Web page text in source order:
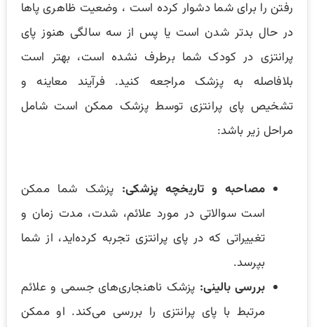
‌رفتن را برای شما دشوار کرده است ، وضعیت ظاهری پاها
در حال بدتر شدن است یا پس از سه سالگی هنوز پای
پرانتزی در کودک شما برطرف نشده است، بهتر است
بلافاصله به پزشک مراجعه کنید. فرآیند معاینه و
تشخیص پای پرانتزی توسط پزشک ممکن است شامل
مراحل زیر باشد:
مصاحبه و تاریخچه پزشکی: پزشک شما ممکن
است سوالاتی در مورد علائم، شدت، مدت زمان و
تغییراتی که در پای پرانتزی تجربه کرده‌اید، از شما
بپرسد.
بررسی بالینی: پزشک ناهنجاری‌های جسمی و علائم
مرتبط با پای پرانتزی را بررسی می‌کند. او ممکن